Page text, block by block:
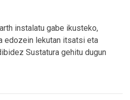
instalatu gabe ikusteko,
edozein lekutan itsatsi eta
Sustatura gehitu dugun